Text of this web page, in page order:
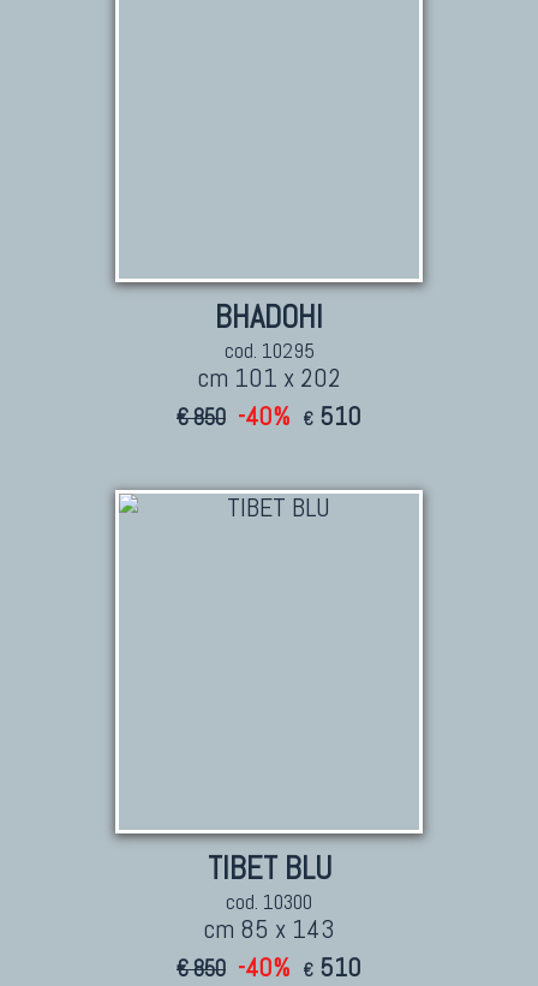
BHADOHI
cod. 10295
cm 101 x 202
€ 850 -40% € 510
TIBET BLU
cod. 10300
cm 85 x 143
€ 850 -40% € 510